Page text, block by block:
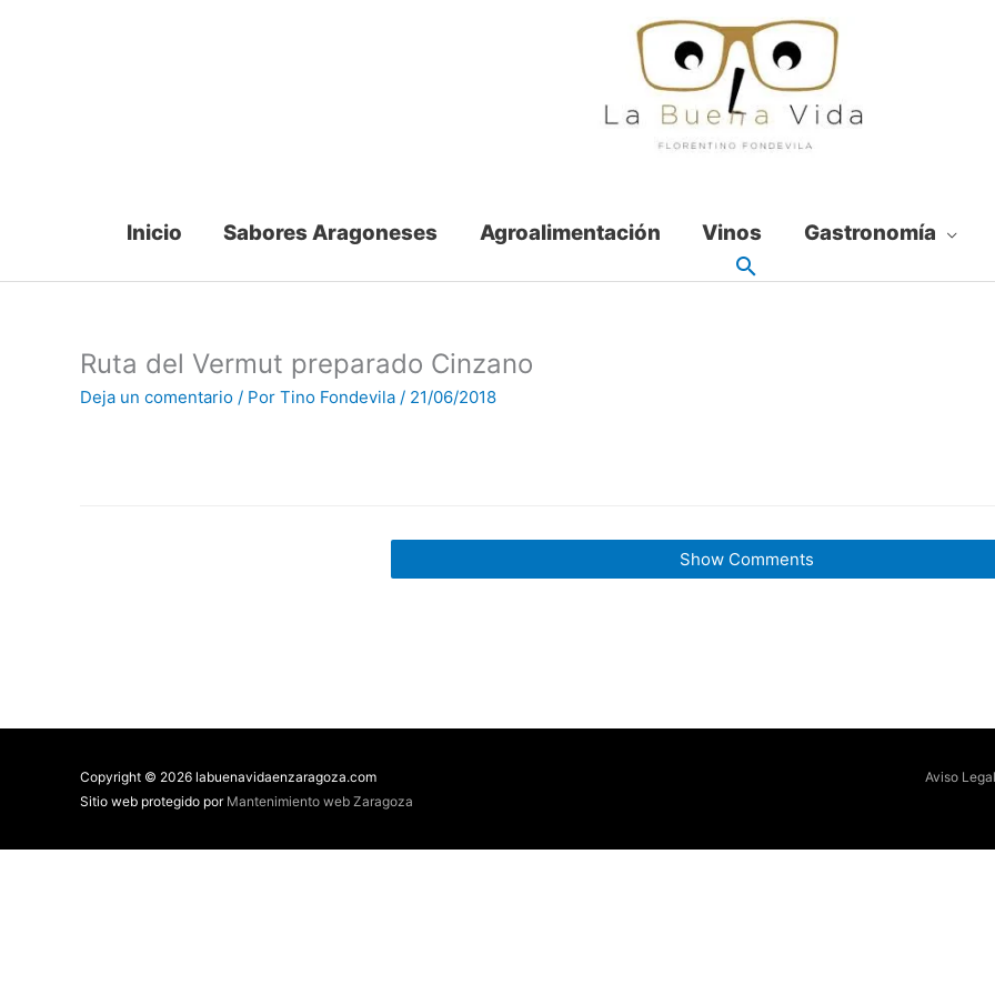
Inicio Sabores Aragoneses Agroalimentación Vinos Gastronomía
Ruta del Vermut preparado Cinzano
Deja un comentario / Por Tino Fondevila / 21/06/2018
Show Comments
Copyright © 2026 labuenavidaenzaragoza.com
Sitio web protegido por Mantenimiento web Zaragoza
Aviso Legal